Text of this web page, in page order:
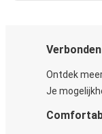
Ontdek
Je